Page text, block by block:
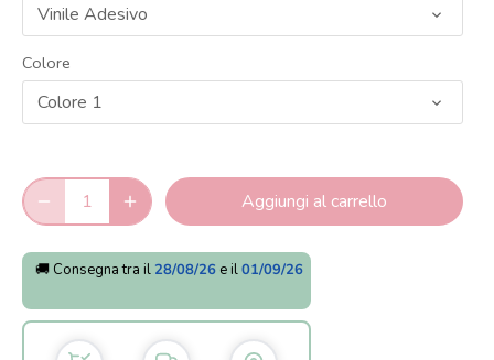
Vinile Adesivo
Colore
Colore 1
Aggiungi al carrello
🚚 Consegna tra il 28/08/26 e il01/09/26